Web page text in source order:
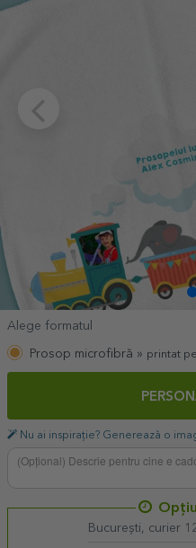
Alege formatul
Prosop microfibră » printat
Nu ai inspirație? Generează o
București, curier